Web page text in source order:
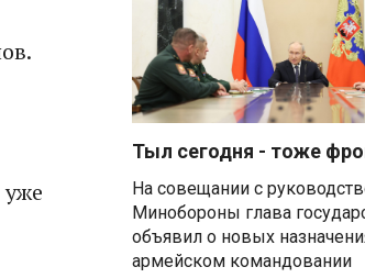
Тыл сегодня - тоже
На совещании с
Минобороны глава
объявил о новых
армейском командовании